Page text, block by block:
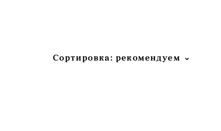
Сортировка: рекомендуем